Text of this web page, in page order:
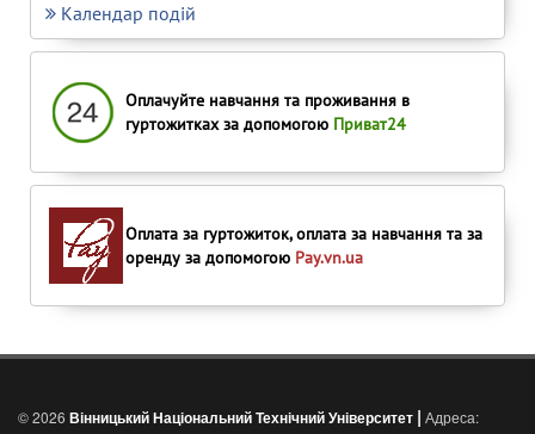
Календар подій
Оплачуйте навчання та проживання в
гуртожитках за допомогою Приват24
Оплата за гуртожиток, оплата за навчання та за
оренду за допомогою Pay.vn.ua
© 2026 Вінницький Національний Технічний Університет | Адреса: